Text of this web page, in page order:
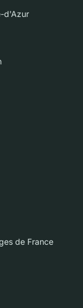
d'Azur
de France